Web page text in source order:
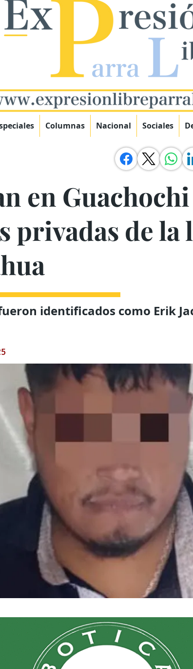
Columnas Nacional Sociales
en
privadas de la
identificados como Erik